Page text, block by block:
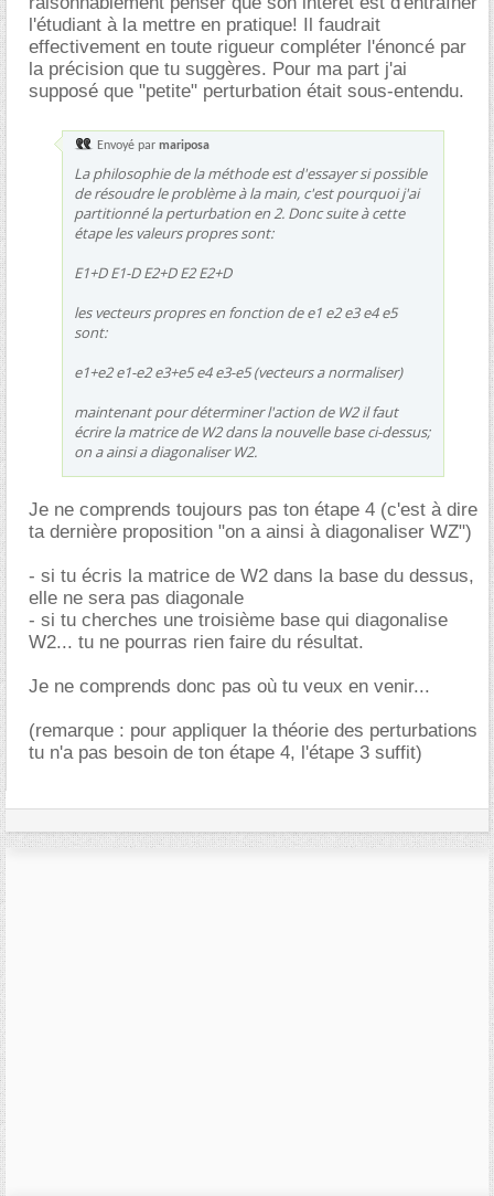
l'étudiant à la mettre en pratique! Il faudrait
effectivement en toute rigueur compléter l'énoncé par
la précision que tu suggères. Pour ma part j'ai
supposé que "petite" perturbation était sous-entendu.
Envoyé par mariposa
La philosophie de la méthode est d'essayer si possible
de résoudre le problème à la main, c'est pourquoi j'ai
partitionné la perturbation en 2. Donc suite à cette
étape les valeurs propres sont:
E1+D E1-D E2+D E2 E2+D
les vecteurs propres en fonction de e1 e2 e3 e4 e5
sont:
e1+e2 e1-e2 e3+e5 e4 e3-e5 (vecteurs a normaliser)
maintenant pour déterminer l'action de W2 il faut
écrire la matrice de W2 dans la nouvelle base ci-dessus;
on a ainsi a diagonaliser W2.
Je ne comprends toujours pas ton étape 4 (c'est à dire
ta dernière proposition "on a ainsi à diagonaliser WZ")
- si tu écris la matrice de W2 dans la base du dessus,
elle ne sera pas diagonale
- si tu cherches une troisième base qui diagonalise
W2... tu ne pourras rien faire du résultat.
Je ne comprends donc pas où tu veux en venir...
(remarque : pour appliquer la théorie des perturbations
tu n'a pas besoin de ton étape 4, l'étape 3 suffit)